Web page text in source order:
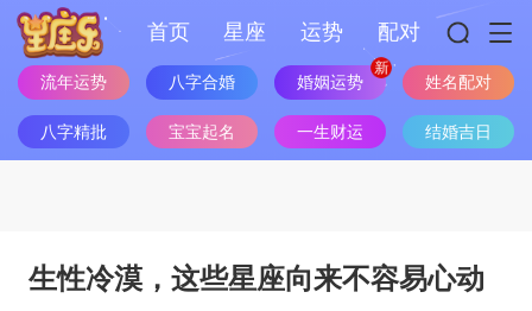
首页 星座 运势 配对
流年运势 八字合婚 婚姻运势 姓名配对
八字精批 宝宝起名 一生财运 结婚吉日
生性冷漠，这些星座向来不容易心动